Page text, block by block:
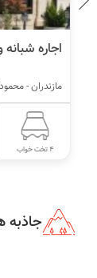
اجاره
مازندران -
4 تخت خواب
جاذبه